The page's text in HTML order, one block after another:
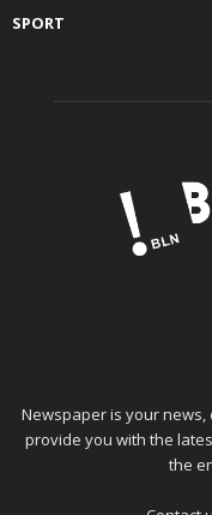
SPORT
Newspaper is your
provide you with the
the